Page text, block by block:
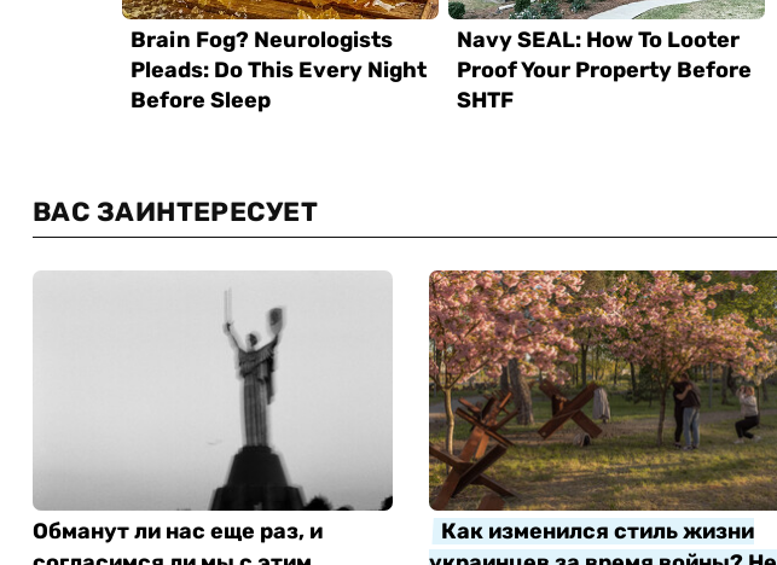
ВАС ЗАИНТЕРЕСУЕТ
Обманут ли нас еще раз, и
Как изменился стиль жизни